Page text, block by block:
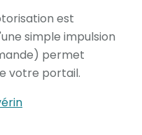
est
simple impulsion
permet
votre portail.